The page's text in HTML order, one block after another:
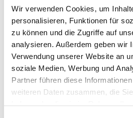
Wir verwenden Cookies, um
personalisieren, Funktionen für
zu können und die Zugriffe auf
analysieren. Außerdem geben wir
Verwendung unserer Website an
soziale Medien, Werbung und
Partner führen diese
weiteren Daten zusammen, die
Gewehr 50m Dreistellung
Gewehr 50m Dreistellung
Gewehr 50m Dreistellung
Gewehr 50m